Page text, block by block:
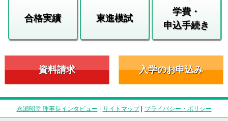
合格実績 東進模試
学費・
申込手続き
資料請求 入学のお申込み
永瀬昭幸 理事長インタビュー | サイトマップ| プライバシー・ポリシー